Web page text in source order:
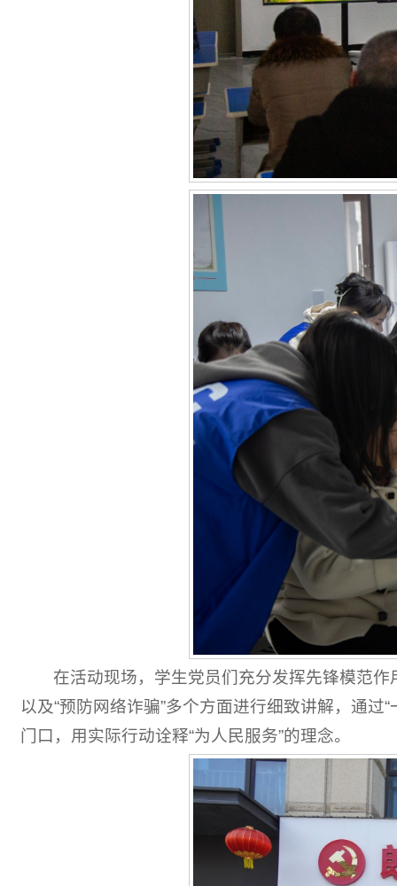
在活动现场，学生党员们充分发挥先锋模范作
以及“预防网络诈骗”多个方面进行细致讲解，通
门口，用实际行动诠释“为人民服务”的理念。